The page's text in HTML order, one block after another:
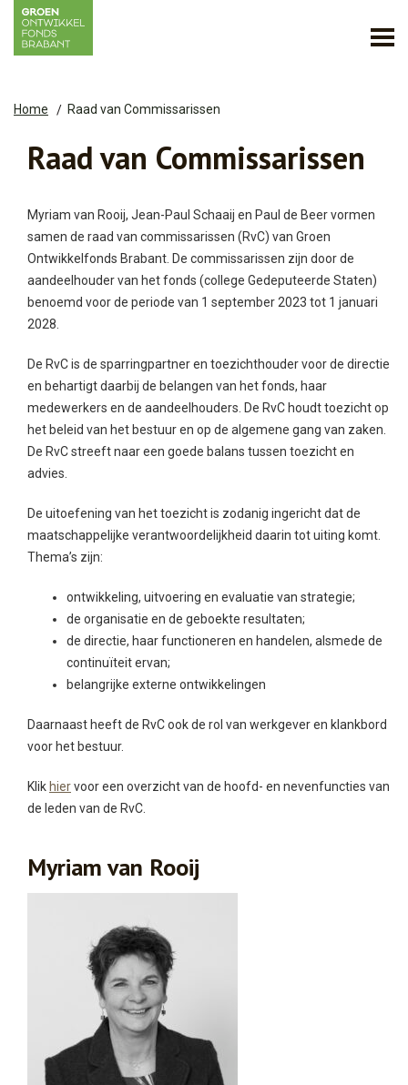
Home Raad van Commissarissen
Raad van Commissarissen
Myriam van Rooij, Jean-Paul Schaaij en Paul de Beer vormen
samen de raad van commissarissen (RvC) van Groen
Ontwikkelfonds Brabant. De commissarissen zijn door de
aandeelhouder van het fonds (college Gedeputeerde Staten)
benoemd voor de periode van 1 september 2023 tot 1 januari
2028.
De RvC is de sparringpartner en toezichthouder voor de directie
en behartigt daarbij de belangen van het fonds, haar
medewerkers en de aandeelhouders. De RvC houdt toezicht op
het beleid van het bestuur en op de algemene gang van zaken.
De RvC streeft naar een goede balans tussen toezicht en
advies.
De uitoefening van het toezicht is zodanig ingericht dat de
maatschappelijke verantwoordelijkheid daarin tot uiting komt.
Thema’s zijn:
ontwikkeling, uitvoering en evaluatie van strategie;
de organisatie en de geboekte resultaten;
de directie, haar functioneren en handelen, alsmede de
continuïteit ervan;
belangrijke externe ontwikkelingen
Daarnaast heeft de RvC ook de rol van werkgever en klankbord
voor het bestuur.
Klik hiervoor een overzicht van de hoofd- en nevenfuncties van
de leden van de RvC.
Myriam van Rooij